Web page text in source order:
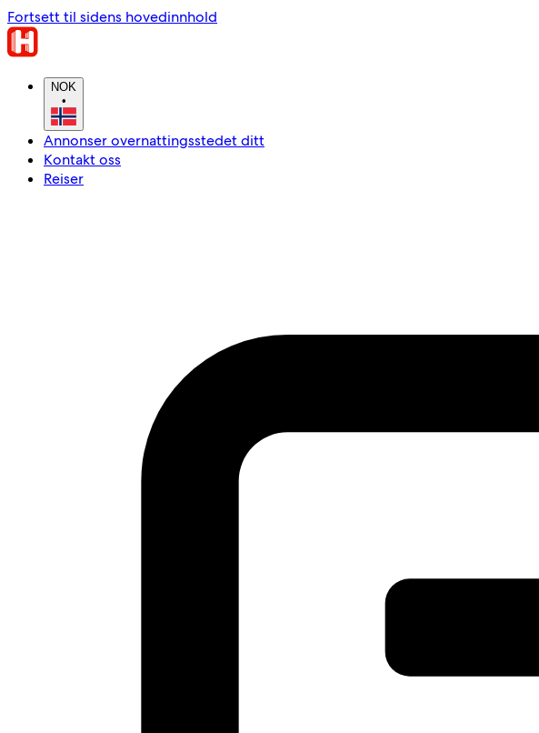
Fortsett til sidens hovedinnhold
NOK
•
Annonser overnattingsstedet ditt
Kontakt oss
Reiser